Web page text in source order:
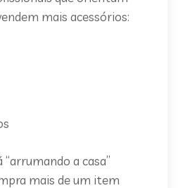
mais acessórios:
a casa”
mais de um item